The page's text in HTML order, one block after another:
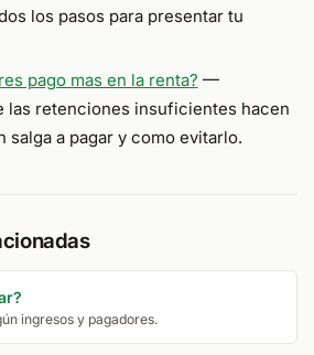
los pasos para presentar tu
pago mas en la renta? —
las retenciones insuficientes hacen
salga a pagar y como evitarlo.
ingresos y pagadores.